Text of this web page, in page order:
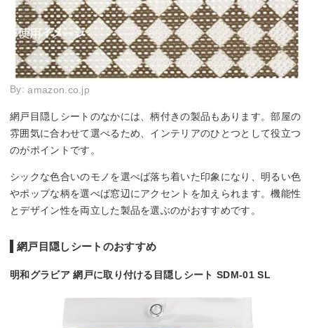
By:amazon.co.jp
網戸目隠しシートのなかには、柄付きの製品もあります。部屋の
雰囲気に合わせて選べるため、インテリアのひとつとして役立つ
のがポイントです。
シックな色合いのモノを選べば落ち着いた印象になり、明るい色
やポップな柄を選べば窓辺にアクセントを加えられます。機能性
とデザイン性を両立した製品を選ぶのがおすすめです。
網戸目隠しシートのおすすめ
明和グラビア 網戸に取り付ける目隠しシート SDM-01 SL